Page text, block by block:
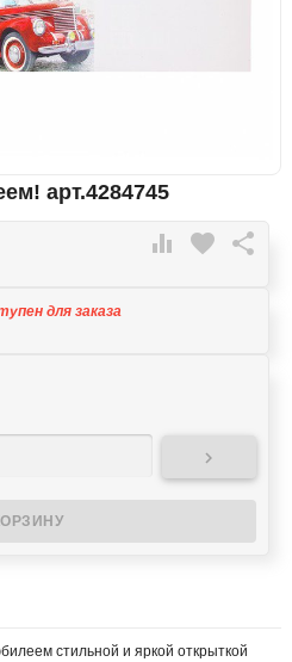
арт.4284745
 favorite 
для заказа

стильной и яркой открыткой